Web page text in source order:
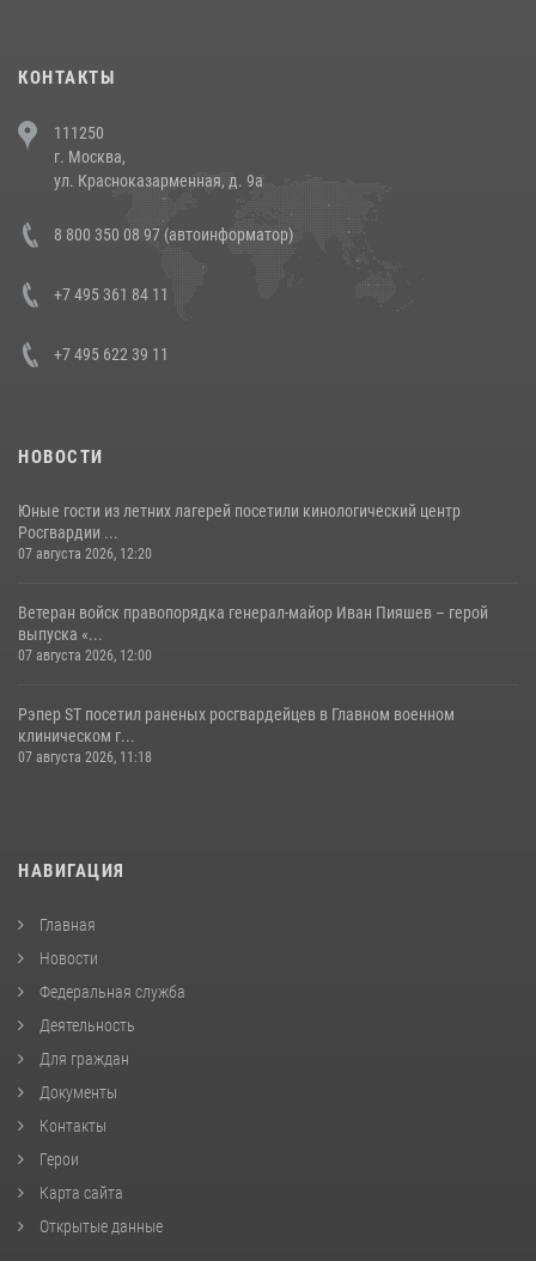
напавших на бригаду скорой помощи (видео)
14 июля 2026, 12:20
В Росгвардии прошла военно-научная конференция по обобщению
боевого опыта
КОНТАКТЫ
111250
г. Москва,
ул. Красноказарменная, д. 9а
8 800 350 08 97 (автоинформатор)
+7 495 361 84 11
+7 495 622 39 11
НОВОСТИ
Юные гости из летних лагерей посетили кинологический центр
Росгвардии ...
07 августа 2026, 12:20
Ветеран войск правопорядка генерал-майор Иван Пияшев – герой
выпуска «...
07 августа 2026, 12:00
Рэпер ST посетил раненых росгвардейцев в Главном военном
клиническом г...
07 августа 2026, 11:18
НАВИГАЦИЯ
Главная
Новости
Федеральная служба
Деятельность
Для граждан
Документы
Контакты
Герои
Карта сайта
Открытые данные